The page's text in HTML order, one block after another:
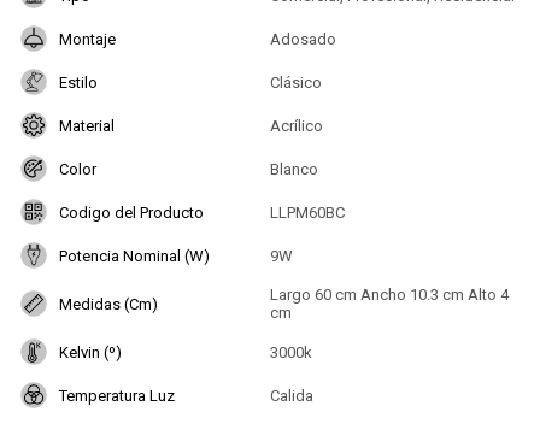
Montaje Adosado
Estilo Clásico
Material Acrílico
Color Blanco
Codigo del Producto LLPM60BC
Potencia Nominal (W) 9W
Medidas (Cm)
Largo 60 cm Ancho 10.3 cm Alto 4
cm
Kelvin (º) 3000k
Temperatura Luz Calida